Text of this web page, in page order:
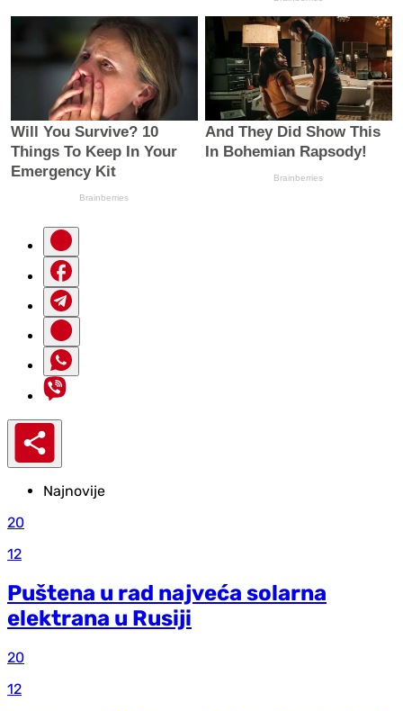
Najnovije
20
12
Puštena u rad najveća solarna
elektrana u Rusiji
20
12